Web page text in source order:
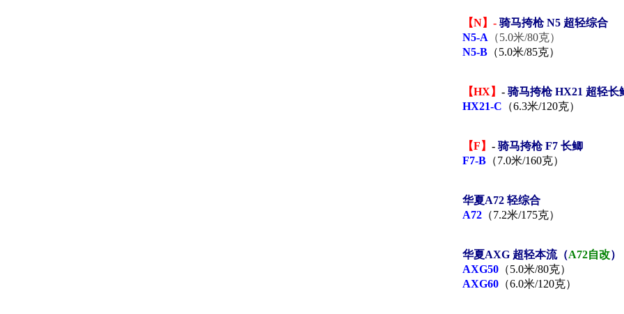
【N】 - 骑马挎枪 N5 超轻综合
N5-A （5.0米/80克）
N5-B （5.0米/85克）
【HX】 - 骑马挎枪 HX21 超轻
HX21-C （6.3米/120克）
【F】 - 骑马挎枪 F7 长鲫
F7-B （7.0米/160克）
华夏A72 轻综合
A72 （7.2米/175克）
华夏AXG 超轻本流（A72自改）
AXG50 （5.0米/80克）
AXG60 （6.0米/120克）